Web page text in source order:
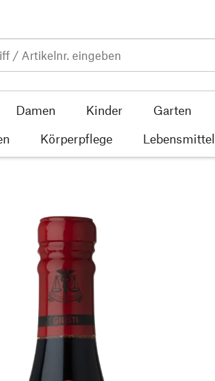
Damen Kinder Garten
Körperpflege Lebensmittel